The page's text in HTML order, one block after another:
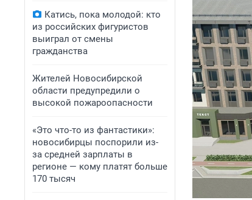
Катись, пока молодой: кто
из российских фигуристов
выиграл от смены
гражданства
Жителей Новосибирской
области предупредили о
высокой пожароопасности
«Это что-то из фантастики»:
новосибирцы поспорили из-
за средней зарплаты в
регионе — кому платят больше
170 тысяч